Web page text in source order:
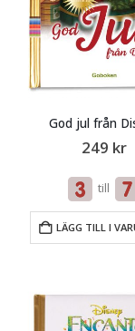
God jul från
249 kr
till
LÄGG TILL I